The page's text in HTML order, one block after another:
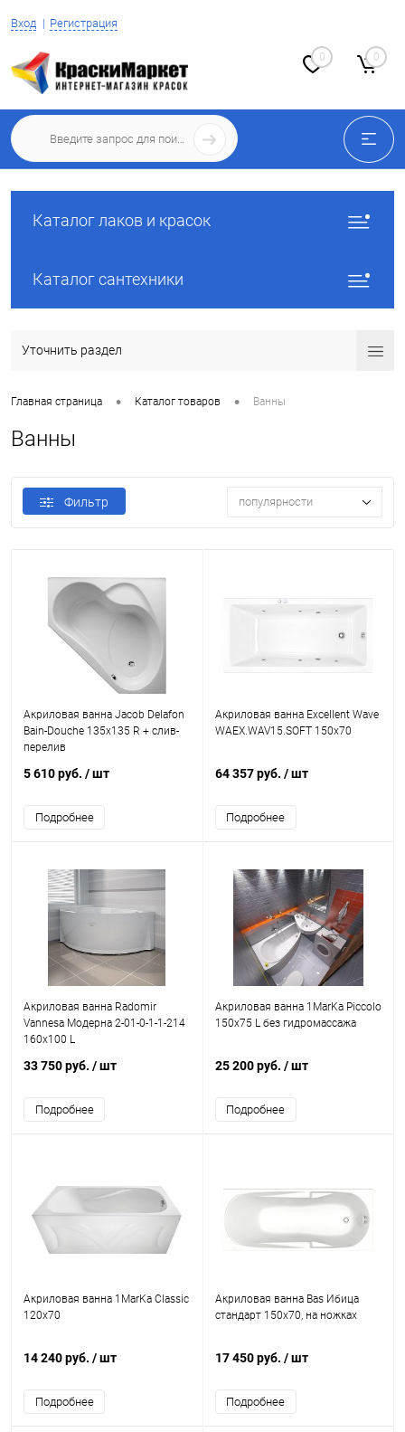
Вход Регистрация
0 0
Каталог лаков и красок
Каталог сантехники
Уточнить раздел
Главная страница • Каталог товаров • Ванны
Ванны
Фильтр популярности
Акриловая ванна Jacob Delafon
Bain-Douche 135х135 R + слив-
перелив
5 610 руб. / шт
Подробнее
Акриловая ванна Excellent Wave
WAEX.WAV15.SOFT 150x70
64 357 руб. / шт
Подробнее
Акриловая ванна Radomir
Vannesa Модерна 2-01-0-1-1-214
160x100 L
33 750 руб. / шт
Подробнее
Акриловая ванна 1MarKa Piccolo
150x75 L без гидромассажа
25 200 руб. / шт
Подробнее
Акриловая ванна 1MarKa Classic
120x70
14 240 руб. / шт
Подробнее
Акриловая ванна Bas Ибица
стандарт 150x70, на ножках
17 450 руб. / шт
Подробнее